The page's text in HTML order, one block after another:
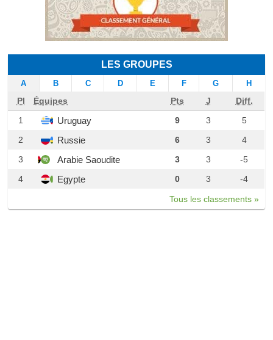
LES GROUPES
A B C D E F G H
Pl Équipes Pts J
Diff.
1
Uruguay 9 3
5
2
Russie 6 3
4
3
Arabie Saoudite 3 3
-5
4
Egypte 0 3 -4
Tous les classements »